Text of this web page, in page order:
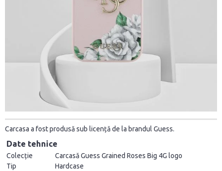
Carcasa a fost produsă sub licență de la brandul Guess.
Date tehnice
Colecție
Carcasă Guess Grained Roses Big 4G logo
Tip
Hardcase